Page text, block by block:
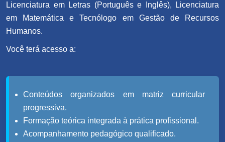
Licenciatura em Letras (Português e Inglês), Licenciatura
em Matemática e Tecnólogo em Gestão de Recursos
Humanos.
Você terá acesso a:
Conteúdos organizados em matriz curricular
progressiva.
Formação teórica integrada à prática profissional.
Acompanhamento pedagógico qualificado.